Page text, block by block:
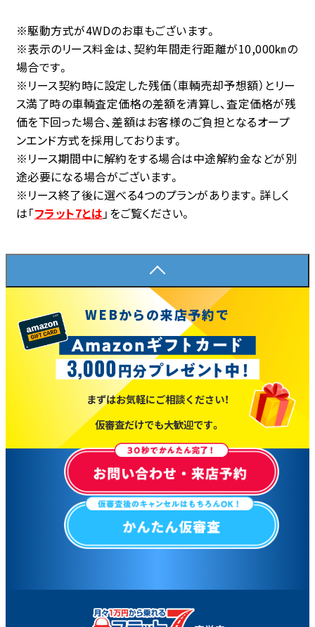
※駆動方式が4WDのお車もございます。
※表示のリース料金は、契約年間走行距離が10,000㎞の
場合です。
※リース契約時に設定した残価（車輌売却予想額）とリー
ス満了時の車輌査定価格の差額を清算し、査定価格が残
価を下回った場合、差額はお客様のご負担となるオープ
ンエンド方式を採用しております。
※リース期間中に解約をする場合は中途解約金などが別
途必要になる場合がございます。
※リース終了後に選べる4つのプランがあります。詳しく
は「フラット7とは 」をご覧ください。
WEBからの来店予約で
まずはお気軽にご相談ください！
仮審査だけでも大歓迎です。